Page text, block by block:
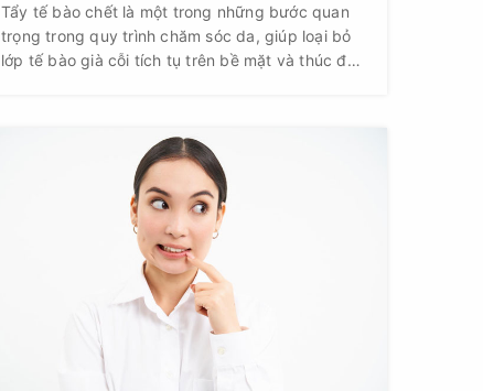
Tẩy tế bào chết là một trong những bước quan
trọng trong quy trình chăm sóc da, giúp loại bỏ
lớp tế bào già cỗi tích tụ trên bề mặt và thúc đẩy
da trở nên sáng hơn, mịn hơn và hấp thụ dưỡng